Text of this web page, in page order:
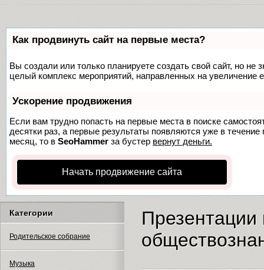
Как продвинуть сайт на первые места?
Вы создали или только планируете создать свой сайт, но не
целый комплекс мероприятий, направленных на увеличение
Ускорение продвижения
Если вам трудно попасть на первые места в поиске
десятки раз, а первые результаты появляются уже в
месяц, то в SeoHammer за бустер вернут деньги.
Начать продвижение сайта
Категории
Родительское собрание
Музыка
Презентации